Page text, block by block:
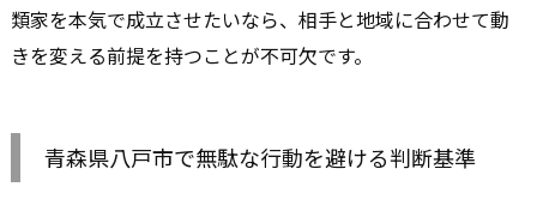
類家を本気で成立させたいなら、相手と地域に合わせて動
きを変える前提を持つことが不可欠です。
青森県八戸市で無駄な行動を避ける判断基準